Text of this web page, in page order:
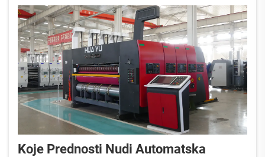
Koje Prednosti Nudi Automatska